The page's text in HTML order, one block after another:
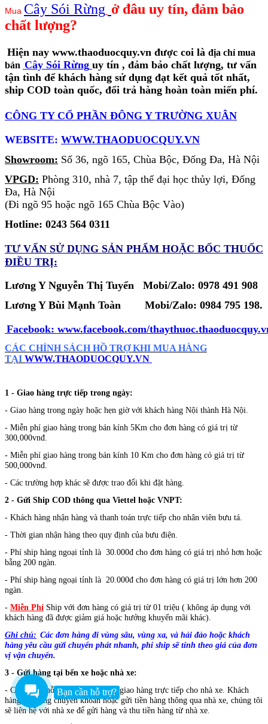
Mua Cây Sói Rừng ở đâu uy tín, đảm bảo
chất lượng?
Hiện nay www.thaoduocquy.vn được coi là địa chỉ mua
bán Cây Sói Rừng uy tín , đảm bảo chất lượng, tư vấn
tận tình để khách hàng sử dụng đạt kết quả tốt nhất,
ship COD toàn quốc, đổi trả hàng hoàn toàn miến phí.
CÔNG TY CỔ PHẦN ĐÔNG Y TRƯỜNG XUÂN
WEBSITE: WWW.THAODUOCQUY.VN
Showroom: Số 36, ngõ 165, Chùa Bộc, Đống Đa, Hà Nội
VPGD: Phòng 310, nhà 7, tập thể đại học thủy lợi, Đống
Đa, Hà Nội
(Đi ngõ 95 hoặc ngõ 165 Chùa Bộc Vào)
Hotline: 0243 564 0311
TƯ VẤN SỬ DỤNG SẢN PHẨM HOẶC BỐC THUỐC
ĐIỀU TRỊ:
Lương Y Nguyễn Thị Tuyển Mobi/Zalo: 0978 491 908
Lương Y Bùi Mạnh Toàn Mobi/Zalo: 0984 795 198.
Facebook: www.facebook.com/
CÁC CHÍNH SÁCH HỒ TRỢ KHI MUA HÀNG
TẠI WWW.THAODUOCQUY.VN
1 - Giao hàng trực tiếp trong ngày:
- Giao hàng trong ngày hoặc hẹn giờ với khách hàng Nội thành Hà Nội.
- Miễn phí giao hàng trong bán kính 5Km cho đơn hàng có giá trị từ
300,000vnđ.
- Miễn phí giao hàng trong bán kính 10 Km cho đơn hàng có giá trị từ
500,000vnđ.
- Các trường hợp khác sẽ được trao đổi khi đặt hàng.
2 - Gửi Ship COD thông qua Viettel hoặc VNPT:
- Khách hàng nhận hàng và thanh toán trực tiếp cho nhân viên bưu tá.
- Thời gian nhận hàng theo quy định của bưu điện.
- Phí ship hàng ngoại tỉnh là 30.000đ cho đơn hàng có giá trị nhỏ hơn hoặc
bằng 200 ngàn.
- Phí ship hàng ngoại tỉnh là 20.000đ cho đơn hàng có giá trị lớn hơn 200
ngàn.
- Miễn Phí Ship với đơn hàng có giá trị từ 01 triệu ( không áp dụng với
khách hàng đã được giảm giá hoặc hưởng khuyến mãi khác).
Ghi chú: Các đơn hàng đi vùng sâu, vùng xa, và hải đảo hoặc khách
hàng yêu cầu gửi chuyển phát nhanh, phí ship sẽ tính theo giá của đơn
vị vận chuyển.
3 - Gửi hàng tại bến xe hoặc nhà xe:
- Chúng tôi hỗ trợ vận chuyển và giao hàng trực tiếp cho nhà xe. Khách
hàng vui lòng chuyển khoản hoặc gửi tiền hàng thông qua nhà xe, chúng tôi
sẽ liên hệ với nhà xe để gửi hàng và thu tiền hàng từ nhà xe.
Bạn cần hỗ trợ?